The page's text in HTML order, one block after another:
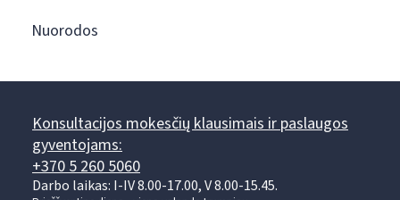
Nuorodos
Konsultacijos mokesčių klausimais ir paslaugos
gyventojams:
+370 5 260 5060
Darbo laikas: I-IV 8.00-17.00, V 8.00-15.45.